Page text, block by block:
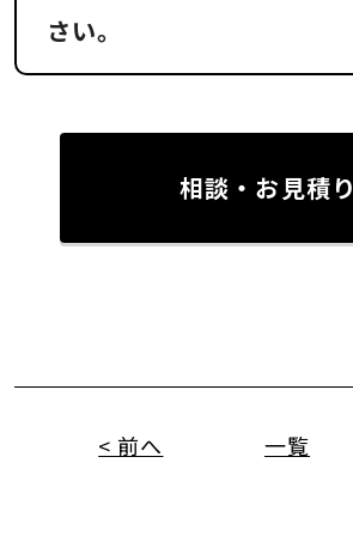
さい。
相談・お見積り
< 前へ 一覧